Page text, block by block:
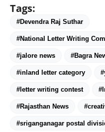
Tags:
#Devendra Raj Suthar
#National Letter Writing
#jalore news #Bagra
#inland letter category
#letter writing contest
#Rajasthan News
#sriganganagar postal